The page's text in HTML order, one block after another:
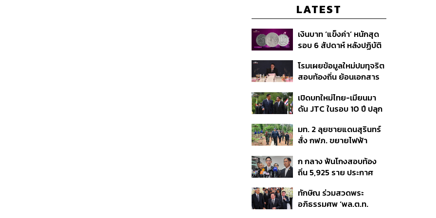
LATEST
เงินบาท ‘แข็งค่า’ หนักสุด
รอบ 6 สัปดาห์ หลังปฏิบัติ
สหรัฐฯ-ญี่ปุ่น Standard
Chartered เปิดเป้าสิ้นปีนี้
ต่อดอลลาร์
โรมเผยข้อมูลใหม่ปมทุจริต
สอบท้องถิ่น ย้อนเอกสาร
อนุทิน จ่อสอบต่อเอี่ยว
ตัดตอน ม.บูรพา หรือไม่
เปิดบทใหม่ไทย-เมียนมา
ดัน JTC ในรอบ 10 ปี ปลุก
ชายแดน ท่าเรือน้ำลึก
ทวาย
มท. 2 ลุยชายแดนสุรินทร์
สั่ง กฟภ. ขยายไฟฟ้า
350’ เสริมความมั่นคง
ชายแดน
ก กลาง ฟันโกงสอบท้อง
ถิ่น 5,925 ราย ประกาศ
ราย รอ ป.ป.ช. ขีดเส้นแล้ว
เสร็จ 31 ส.ค.
ทักษิณ ร่วมสวดพระ
อภิธรรมศพ ‘พล.ต.ท.